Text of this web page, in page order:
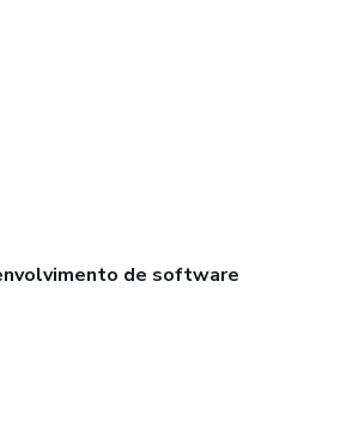
de software